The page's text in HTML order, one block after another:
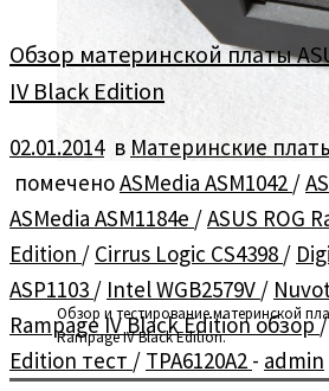
Обзор и тестирование материнской
Rampage IV Black Edition.
Обзор материнской платы
IV Black Edition
02.01.2014в Материнские
помеченоASMedia ASM1042 /
ASMedia ASM1184e /ASUS ROG
Edition / Cirrus Logic CS4398 /
ASP1103 / Intel WGB2579V /
Rampage IV Black Edition обзор/
Edition тест / TPA6120A2 - admin